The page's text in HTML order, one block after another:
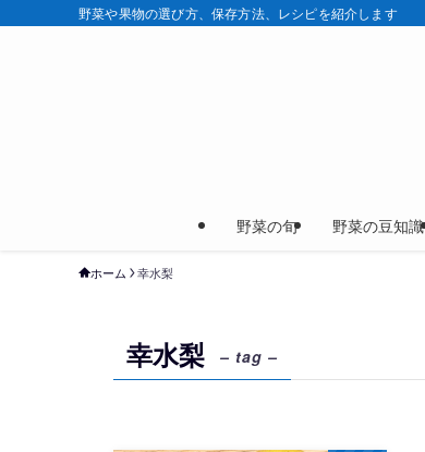
野菜や果物の選び方、保存方法、レシピを紹介します
野菜の旬 野菜の豆知識
ホーム 幸水梨
幸水梨 – tag –